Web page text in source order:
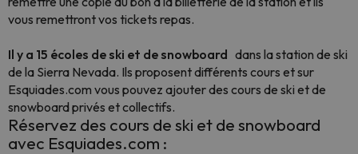
vous remettront vos tickets repas.
Il y a 15 écoles de ski et de snowboard dans lastation de ski
de la Sierra Nevada. Ils proposent différents cours et sur
Esquiades.com vous pouvez ajouter des cours de ski et de
snowboard privés et collectifs.
Réservez des cours de ski et de snowboard
avec Esquiades.com :